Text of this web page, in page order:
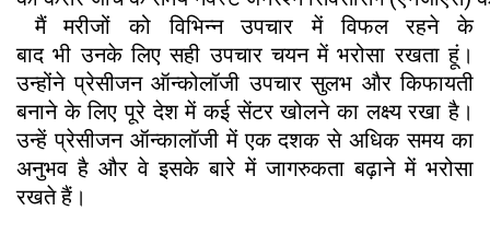
मैं मरीजों को विभिन्न उपचार में विफल रहने के
बाद भी उनके लिए सही उपचार चयन में भरोसा रखता हूं।
उन्होंने प्रेसीजन ऑन्कोलॉजी उपचार सुलभ और किफायती
बनाने के लिए पूरे देश में कई सेंटर खोलने का लक्ष्य रखा है।
उन्हें प्रेसीजन ऑन्कालॉजी में एक दशक से अधिक समय का
अनुभव है और वे इसके बारे में जागरुकता बढ़ाने में भरोसा
रखते हैं।